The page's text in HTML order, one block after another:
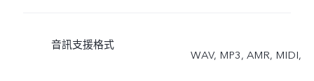
音訊支援格式
WAV, MP3, AMR, MIDI,